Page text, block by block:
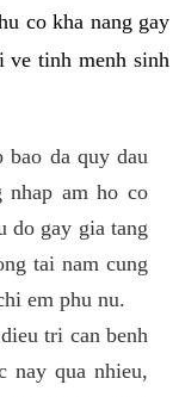
co kha nang gay
ve tinh menh sinh
bao da quy dau
nhap am ho co
do gay gia tang
tai nam cung
em phu nu.
tri can benh
nay qua nhieu,